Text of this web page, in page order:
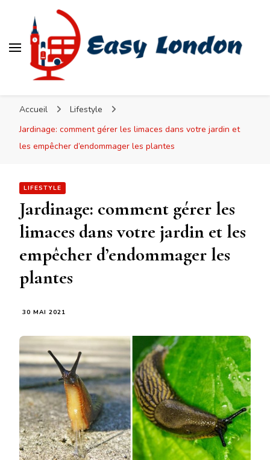
Accueil
Lifestyle
Jardinage: comment gérer les limaces dans votre jardin et
les empêcher d’endommager les plantes
LIFESTYLE
Jardinage: comment gérer les
limaces dans votre jardin et les
empêcher d’endommager les
plantes
30 MAI 2021